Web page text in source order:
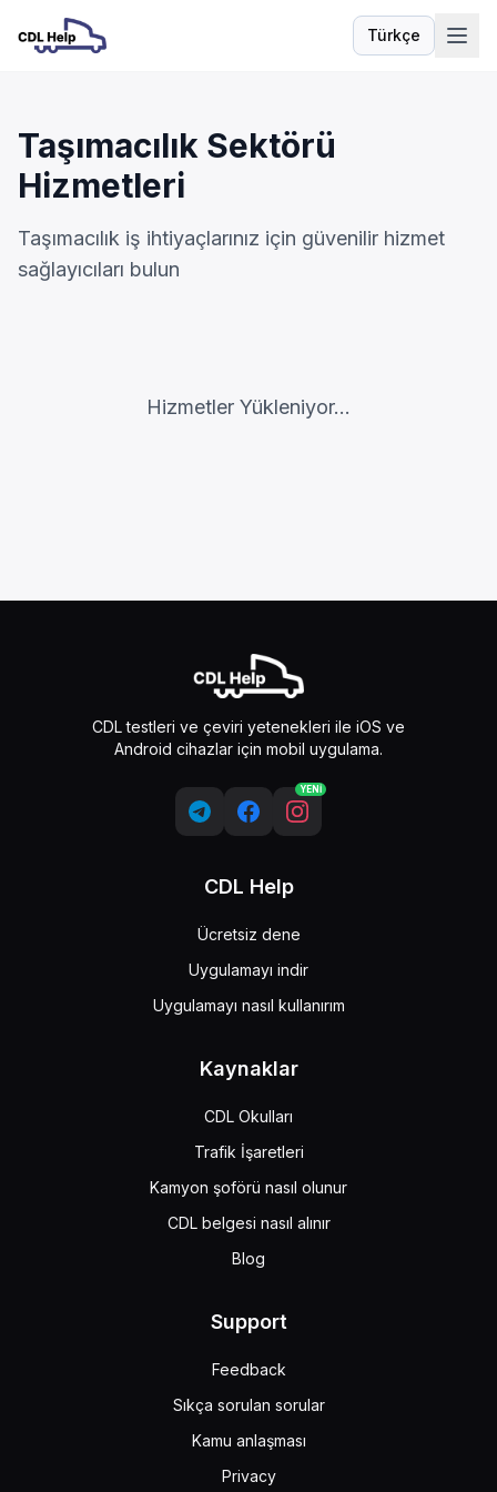
Türkçe
Dil
Taşımacılık Sektörü
Hizmetleri
Taşımacılık iş ihtiyaçlarınız için güvenilir hizmet
sağlayıcıları bulun
Hizmetler Yükleniyor...
CDL testleri ve çeviri yetenekleri ile iOS ve
Android cihazlar için mobil uygulama.
YENİ
CDL Help
Ücretsiz dene
Uygulamayı indir
Uygulamayı nasıl kullanırım
Kaynaklar
CDL Okulları
Trafik İşaretleri
Kamyon şoförü nasıl olunur
CDL belgesi nasıl alınır
Blog
Support
Feedback
Sıkça sorulan sorular
Kamu anlaşması
Privacy